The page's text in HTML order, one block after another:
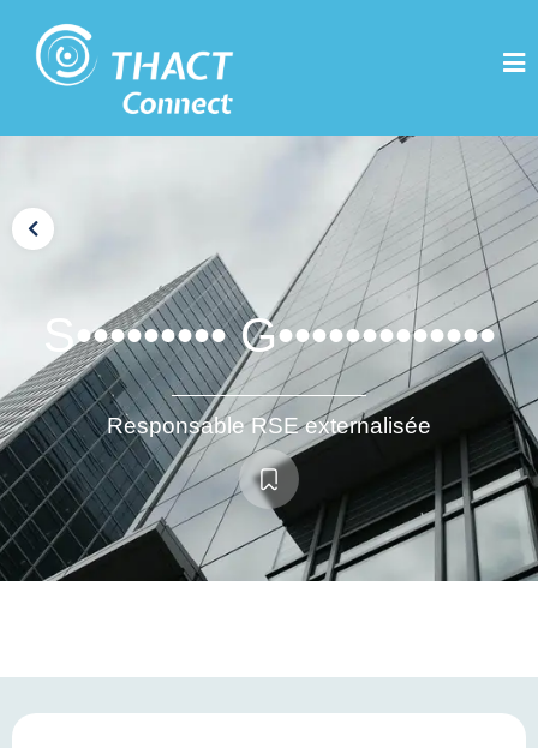
S••••••••• G•••••••••••••
Responsable RSE externalisée